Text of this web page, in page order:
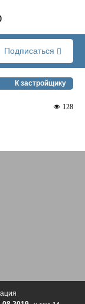
Подписаться
К застройщику
128